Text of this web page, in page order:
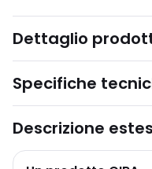
Dettaglio
Specifiche
Descrizione